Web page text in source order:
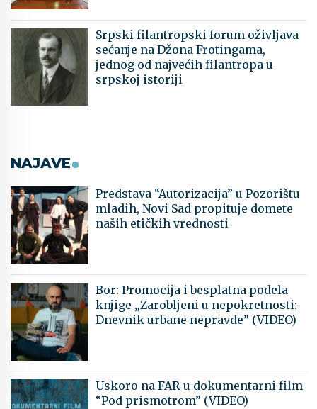
Srpski filantropski forum oživljava
sećanje na Džona Frotingama,
jednog od najvećih filantropa u
srpskoj istoriji
NAJAVE
Predstava “Autorizacija” u Pozorištu
mladih, Novi Sad propituje domete
naših etičkih vrednosti
Bor: Promocija i besplatna podela
knjige „Zarobljeni u nepokretnosti:
Dnevnik urbane nepravde” (VIDEO)
Uskoro na FAR-u dokumentarni film
“Pod prismotrom” (VIDEO)